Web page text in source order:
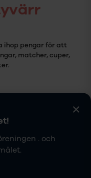
ihop pengar för att
matcher, cuper,
. och